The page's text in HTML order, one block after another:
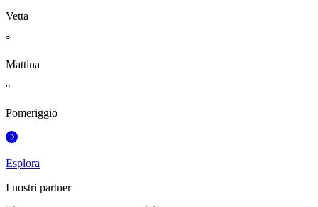
Vetta
°
Mattina
°
Pomeriggio
Esplora
I nostri partner